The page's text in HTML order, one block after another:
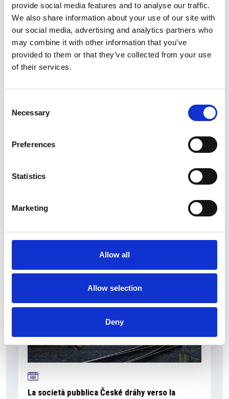
provide social media features and to analyse our traffic.
We also share information about your use of our site with
our social media, advertising and analytics partners who
may combine it with other information that you’ve
provided to them or that they’ve collected from your use
of their services.
Selection
Necessary
Preferences
Statistics
Marketing
Allow all
Allow selection
Deny
7 Agosto 2026
Nel primo semestre è aumentata fortemente la
costruzione di nuove abitazioni
Repubblica Ceca
La Škoda avvia la produzione del suo SUV Peaq
Repubblica Ceca
La società pubblica České dráhy verso la